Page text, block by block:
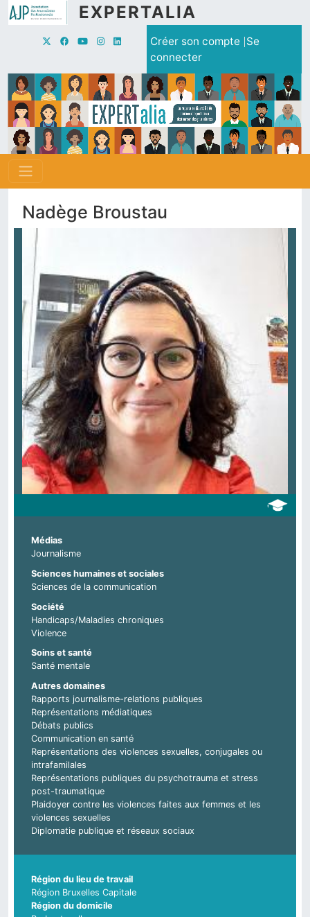
Aller au contenu principalEXPERTALIA
Menu du compte de
Créer son compte Se
connecter
Nadège Broustau
Médias
Journalisme
Sciences humaines et sociales
Sciences de la communication
Société
Handicaps/Maladies chroniques
Violence
Soins et santé
Santé mentale
Autres domaines
Rapports journalisme-relations publiques
Représentations médiatiques
Débats publics
Communication en santé
Représentations des violences sexuelles, conjugales ou
intrafamilales
Représentations publiques du psychotrauma et stress
post-traumatique
Plaidoyer contre les violences faites aux femmes et les
violences sexuelles
Diplomatie publique et réseaux sociaux
Région du lieu de travail
Région Bruxelles Capitale
Région du domicile